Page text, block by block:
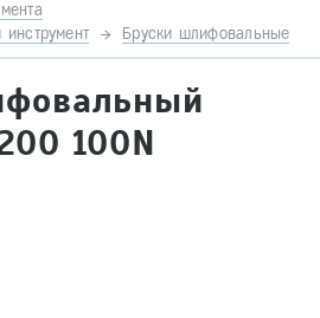
Бруски шлифовальные
100N